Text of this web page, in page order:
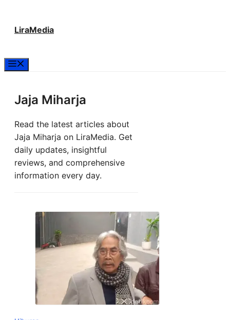
LiraMedia
Jaja Miharja
Read the latest articles about
Jaja Miharja on LiraMedia. Get
daily updates, insightful
reviews, and comprehensive
information every day.